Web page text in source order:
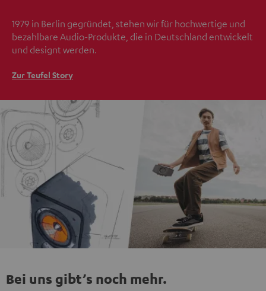
1979 in Berlin gegründet, stehen wir für hochwertige und
bezahlbare Audio-Produkte, die in Deutschland entwickelt
und designt werden.
Zur Teufel Story
Bei uns gibt’s noch mehr.